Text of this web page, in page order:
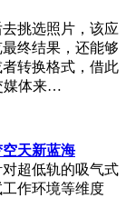
挑选照片，该应
终结果，还能够
转换格式，借此
媒体来…
天新蓝海
超低轨的吸气式
作环境等维度